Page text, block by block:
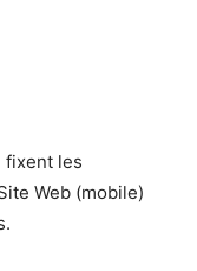
fixent les
Web (mobile)